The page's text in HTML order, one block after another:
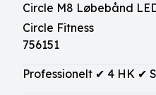
Circle M8 Løbebånd
Circle Fitness
756151
Professionelt ✔ 4 HK ✔